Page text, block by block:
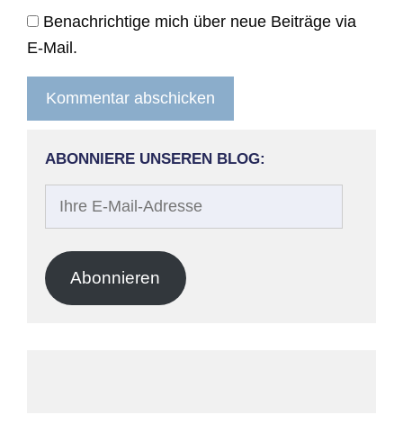
Benachrichtige mich über neue Beiträge via
E-Mail.
ABONNIERE UNSEREN BLOG:
Adresse
Abonnieren